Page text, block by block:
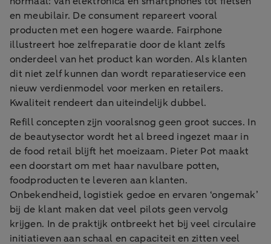
en meubilair. De consument repareert vooral
producten met een hogere waarde. Fairphone
illustreert hoe zelfreparatie door de klant zelfs
onderdeel van het product kan worden. Als klanten
dit niet zelf kunnen dan wordt reparatieservice een
nieuw verdienmodel voor merken en retailers.
Kwaliteit rendeert dan uiteindelijk dubbel.
Refill concepten zijn vooralsnog geen groot succes. In
de beautysector wordt het al breed ingezet maar in
de food retail blijft het moeizaam. Pieter Pot maakt
een doorstart om met haar navulbare potten,
foodproducten te leveren aan klanten.
Onbekendheid, logistiek gedoe en ervaren ‘ongemak’
bij de klant maken dat veel pilots geen vervolg
krijgen. In de praktijk ontbreekt het bij veel circulaire
initiatieven aan schaal en capaciteit en zitten veel